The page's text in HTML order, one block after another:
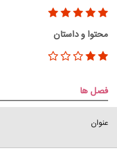
محتوا و داستان
فصل ها
عنوان